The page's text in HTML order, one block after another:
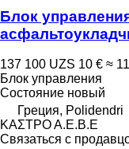
Блок
137 100 UZS 10 € ≈
Блок управления
Состояние новый
Греция, Polidendri
ΚΑΣΤΡΟ Α.Ε.Β.Ε
Связаться с